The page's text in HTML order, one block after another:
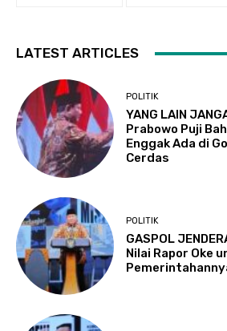
LATEST ARTICLES
POLITIK
YANG LAIN
Prabowo Puji
Enggak Ada di
Cerdas
POLITIK
GASPOL
Nilai Rapor Oke